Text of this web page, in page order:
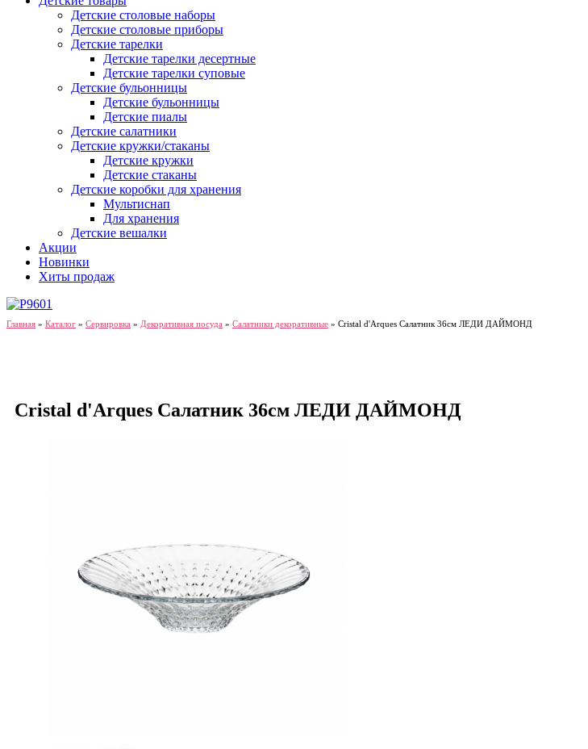
Детские столовые наборы
Детские столовые приборы
Детские тарелки
Детские тарелки десертные
Детские тарелки суповые
Детские бульонницы
Детские бульонницы
Детские пиалы
Детские салатники
Детские кружки/стаканы
Детские кружки
Детские стаканы
Детские коробки для хранения
Мультиснап
Для хранения
Детские вешалки
Акции
Новинки
Хиты продаж
Главная » Каталог » Сервировка » Декоративная посуда » Салатники декоративные » Cristal d'Arques Салатник 36см ЛЕДИ ДАЙМОНД
Cristal d'Arques Салатник 36см ЛЕДИ ДАЙМОНД